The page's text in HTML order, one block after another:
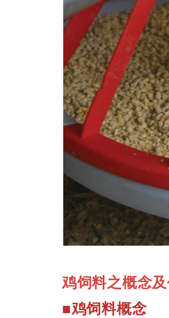
鸡饲料之概念及
■鸡饲料概念